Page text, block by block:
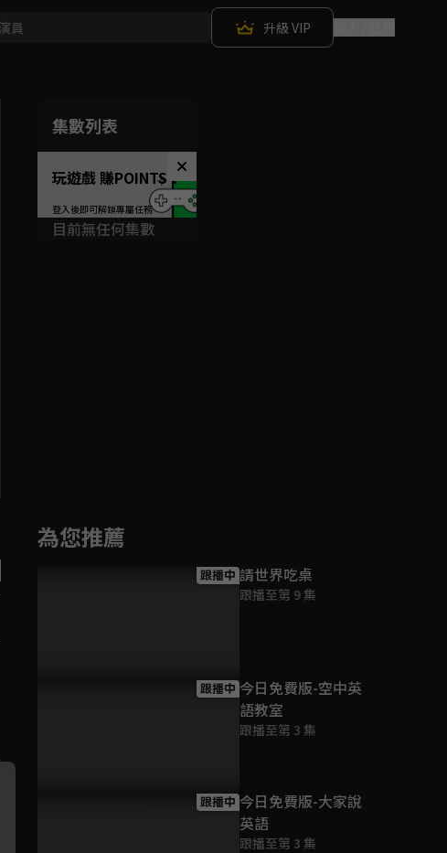
升級 VIP
集數列表
玩遊戲 賺POINTS！
目前無任何集數
為您推薦
跟播中 請世界吃桌
跟播至第 9 集
跟播中 今日免費版-空中英
語教室
跟播至第 3 集
跟播中 今日免費版-大家說
英語
跟播至第 3 集